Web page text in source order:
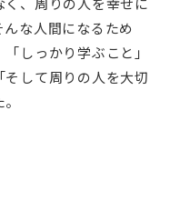
な人間になるため
しっかり学ぶこと」
そして周りの人を大切